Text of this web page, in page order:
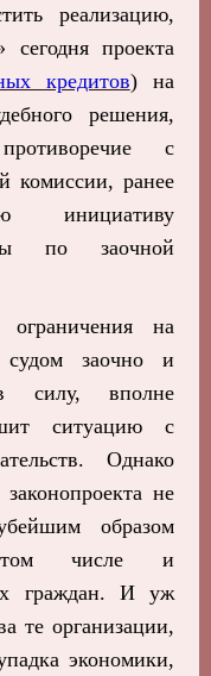
реализацию,
сегодня проекта
кредитов) на
решения,
с
комиссии, ранее
инициативу
по заочной
ограничения на
заочно и
силу, вполне
ситуацию с
Однако
не
образом
числе и
граждан. И уж
те организации,
экономики,